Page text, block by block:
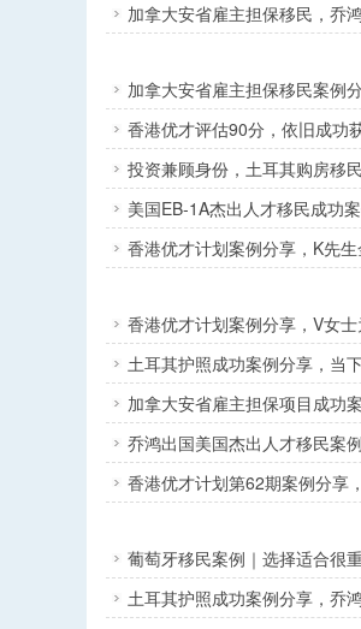
加拿大安省雇主担保移民，乔
加拿大安省雇主担保移民案
香港优才评估90分，依旧成功
投资兼顾身份，土耳其购房移
美国EB-1A杰出人才移民成功
香港优才计划案例分享，K先
香港优才计划案例分享，V女
土耳其护照成功案例分享，当
加拿大安省雇主担保项目成功
乔鸿出国美国杰出人才移民案
香港优才计划第62期案例分享
葡萄牙移民案例｜选择适合很
土耳其护照成功案例分享，乔